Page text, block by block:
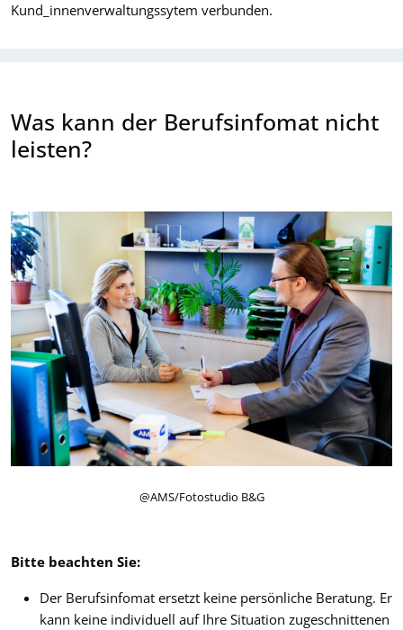
Kund_innenverwaltungssytem verbunden.
Was kann der Berufsinfomat nicht
leisten?
@AMS/Fotostudio B&G
Bitte beachten Sie:
Der Berufsinfomat ersetzt keine persönliche Beratung. Er
kann keine individuell auf Ihre Situation zugeschnittenen